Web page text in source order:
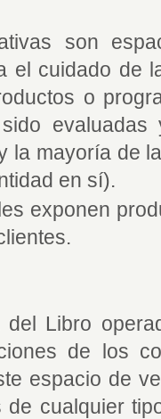
son
el cuidado de
o
la mayoría de
en sí).
exponen
del Libro
de los
espacio de
de cualquier